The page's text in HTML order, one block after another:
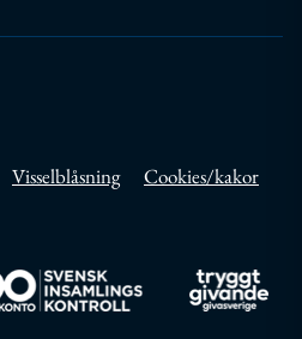
Visselblåsning
Cookies/kakor
www.insamlingskontroll.se/
Till https://